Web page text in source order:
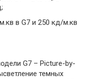
в G7 и 250 кд/м.кв
G7 – Picture-by-
темных